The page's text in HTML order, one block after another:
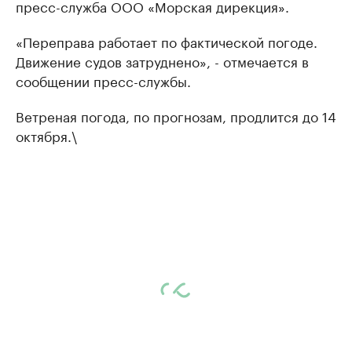
пресс-служба ООО «Морская дирекция».
«Переправа работает по фактической погоде.
Движение судов затруднено», - отмечается в
сообщении пресс-службы.
Ветреная погода, по прогнозам, продлится до 14
октября.\